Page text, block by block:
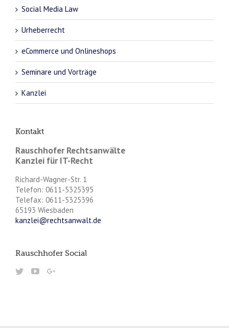
Social Media Law
Urheberrecht
eCommerce und Onlineshops
Seminare und Vorträge
Kanzlei
Kontakt
Rauschhofer Rechtsanwälte
Kanzlei für IT-Recht
Richard-Wagner-Str. 1
Telefon: 0611-5325395
Telefax: 0611-5325396
65193 Wiesbaden
kanzlei@rechtsanwalt.de
Rauschhofer Social